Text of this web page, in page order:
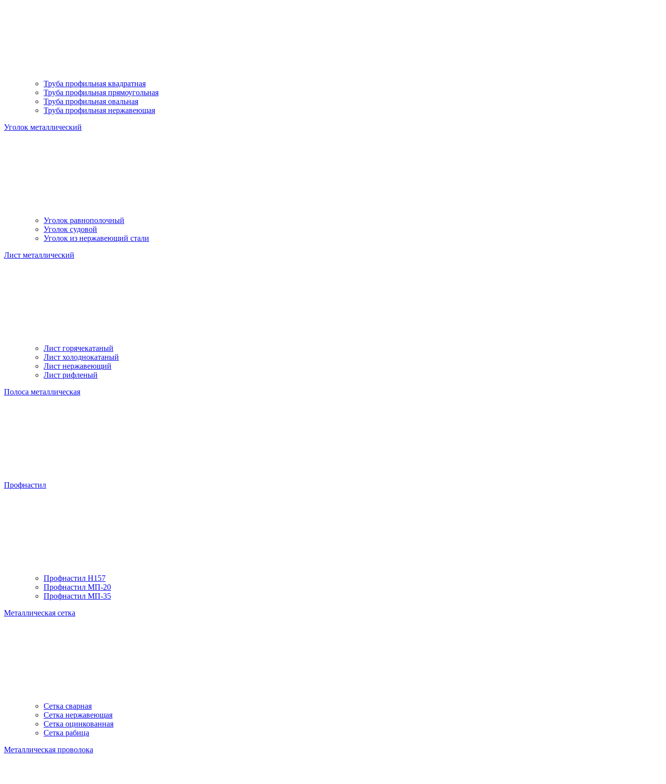
Труба профильная квадратная
Труба профильная прямоугольная
Труба профильная овальная
Труба профильная нержавеющая
Уголок металлический
Уголок равнополочный
Уголок судовой
Уголок из нержавеющий стали
Лист металлический
Лист горячекатаный
Лист холоднокатаный
Лист нержавеющий
Лист рифленый
Полоса металлическая
Профнастил
Профнастил H157
Профнастил МП-20
Профнастил МП-35
Металлическая сетка
Сетка сварная
Сетка нержавеющая
Сетка оцинкованная
Сетка рабица
Металлическая проволока